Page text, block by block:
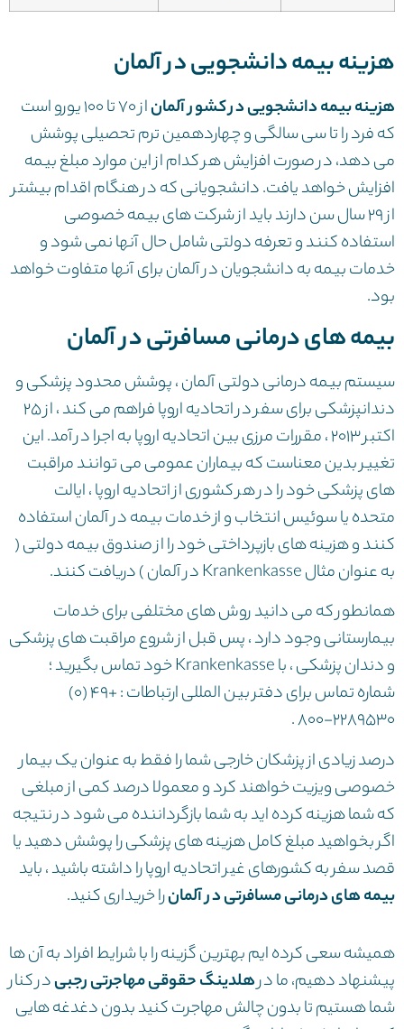
هزینه بیمه دانشجویی در آلمان
هزینه بیمه دانشجویی در کشور آلمان
از ۷۰ تا ۱۰۰ یورو است
که فرد را تا سی سالگی و چهاردهمین ترم تحصیلی پوشش
می دهد، در صورت افزایش هر کدام از این موارد مبلغ بیمه
افزایش خواهد یافت. دانشجویانی که در هنگام اقدام بیشتر
از ۲۹ سال سن دارند باید از شرکت های بیمه خصوصی
استفاده کنند و تعرفه دولتی شامل حال آنها نمی شود و
خدمات بیمه به دانشجویان در آلمان برای آنها متفاوت خواهد
بود.
بیمه های درمانی مسافرتی در آلمان
سیستم بیمه درمانی دولتی آلمان ، پوشش محدود پزشکی و
دندانپزشکی برای سفر در اتحادیه اروپا فراهم می کند ، از ۲۵
اکتبر ۲۰۱۳ ، مقررات مرزی بین اتحادیه اروپا به اجرا در آمد. این
تغییر بدین معناست که بیماران عمومی می توانند مراقبت
های پزشکی خود را در هر کشوری از اتحادیه اروپا ، ایالت
متحده یا سوئیس انتخاب و از خدمات بیمه در آلمان استفاده
کنند و هزینه های بازپرداختی خود را از صندوق بیمه دولتی (
به عنوان مثال Krankenkasse در آلمان ) دریافت کنند.
همانطور که می دانید روش های مختلفی برای خدمات
بیمارستانی وجود دارد ، پس قبل از شروع مراقبت های پزشکی
و دندان پزشکی ، با Krankenkasse خود تماس بگیرید ؛
شماره تماس برای دفتر بین المللی ارتباطات : +۴۹ (۰)
۲۲۸۹۵۳۰-۸۰۰ .
درصد زیادی از پزشکان خارجی شما را فقط به عنوان یک بیمار
خصوصی ویزیت خواهند کرد و معمولا درصد کمی از مبلغی
که شما هزینه کرده اید به شما بازگرداننده می شود در نتیجه
اگر بخواهید مبلغ کامل هزینه های پزشکی را پوشش دهید یا
قصد سفر به کشورهای غیر اتحادیه اروپا را داشته باشید ، باید
بیمه های درمانی مسافرتی در آلمانرا خریداری کنید.
همیشه سعی کرده ایم بهترین گزینه را با شرایط افراد به آن ها
پیشنهاد دهیم، ما درهلدینگ حقوقی مهاجرتی رجبیدر کنار
شما هستیم تا بدون چالش مهاجرت کنید بدون دغدغه هایی